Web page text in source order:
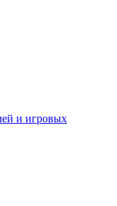
и игровых